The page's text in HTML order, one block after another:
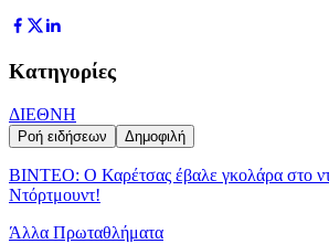
Κατηγορίες
ΔΙΕΘΝΗ
Ροή ειδήσεων Δημοφιλή
ΒΙΝΤΕΟ: Ο Καρέτσας έβαλε γκολάρα στο
Ντόρτμουντ!
Άλλα Πρωταθλήματα